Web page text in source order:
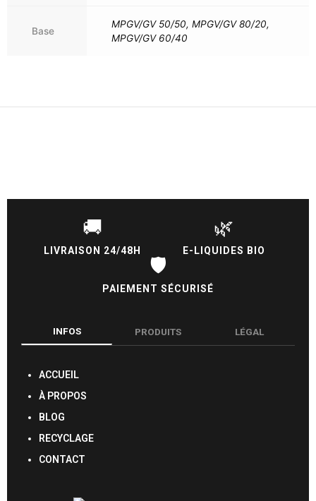
Base
MPGV/GV 50/50, MPGV/GV 80/20,
MPGV/GV 60/40
🚚
LIVRAISON 24/48H
🌿
E-LIQUIDES BIO
🛡️
PAIEMENT SÉCURISÉ
INFOS PRODUITS LÉGAL
ACCUEIL
À PROPOS
BLOG
RECYCLAGE
CONTACT